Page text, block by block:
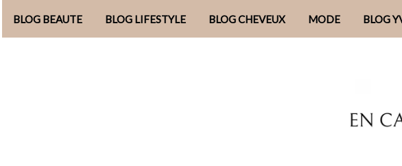
Aller
BLOG BEAUTE BLOG LIFESTYLE BLOG CHEVEUX MODE BLOG